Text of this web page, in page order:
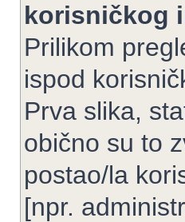
korisničkog
Prilikom
ispod
Prva slika,
obično su to
postao/la
[npr.